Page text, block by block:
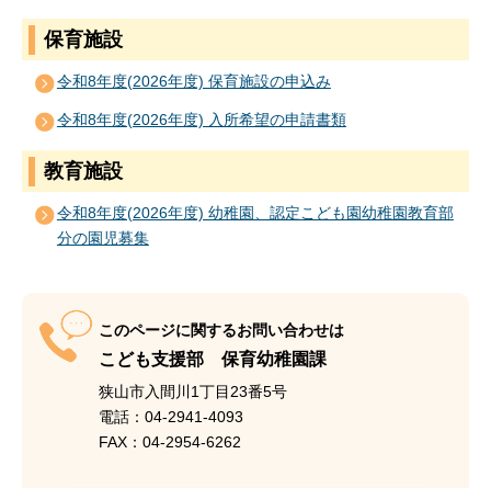
保育施設
令和8年度(2026年度) 保育施設の申込み
令和8年度(2026年度) 入所希望の申請書類
教育施設
令和8年度(2026年度) 幼稚園、認定こども園幼稚園教育部
分の園児募集
このページに関するお問い合わせは
こども支援部 保育幼稚園課
狭山市入間川1丁目23番5号
電話：04-2941-4093
FAX：04-2954-6262